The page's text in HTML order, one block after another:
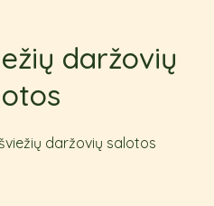
daržovių
daržovių salotos